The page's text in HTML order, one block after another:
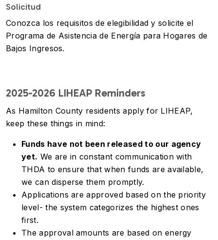
Solicitud
Conozca los requisitos de elegibilidad y solicite el
Programa de Asistencia de Energía para Hogares de
Bajos Ingresos.
2025-2026 LIHEAP Reminders
As Hamilton County residents apply for LIHEAP,
keep these things in mind:
Funds have not been released to our agency
yet. We are in constant communication with
THDA to ensure that when funds are available,
we can disperse them promptly.
Applications are approved based on the priority
level- the system categorizes the highest ones
first.
The approval amounts are based on energy